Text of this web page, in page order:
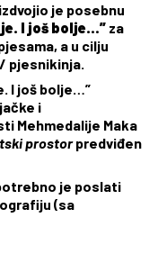
izdvojio je posebnu
I još bolje…” za
a u cilju
pjesnikinja.
I još bolje…”
i
Mehmedalije Maka
prostorpredviđen
je poslati
(sa